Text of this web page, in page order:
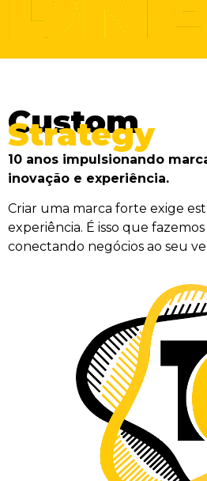
Custom
Strategy
10 anos impulsionando
inovação e experiência.
Criar uma marca forte exige
experiência. É isso que fazemos
conectando negócios ao seu